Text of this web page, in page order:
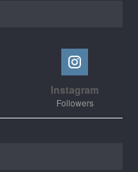
Instagram
Followers